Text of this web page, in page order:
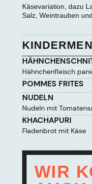
Käsevariation, dazu
Salz, Weintrauben
Hähnchenfleisch
POMMES FRITES
NUDELN
Nudeln mit
KHACHAPURI
Fladenbrot mit Käse
WIR